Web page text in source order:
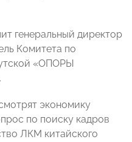
генеральный директор
Комитета по
«ОПОРЫ
экономику
по поиску кадров
ЛКМ китайского